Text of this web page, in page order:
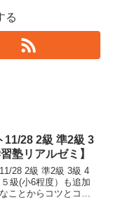
る
11/28 2級 準2級 3
塾リアルゼミ】
28 2級 準2級 3級 4
級(小6程度）も追加
ことからコツとコツ